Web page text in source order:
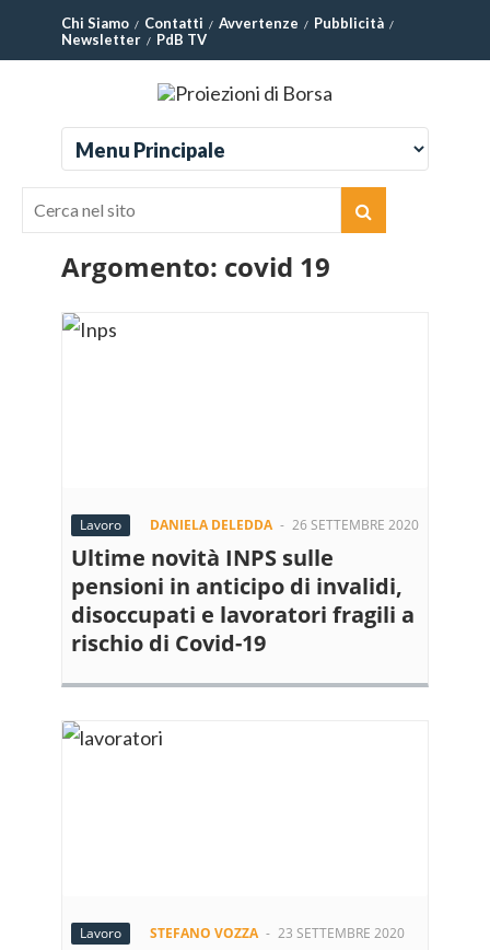
Chi Siamo Contatti Avvertenze
Pubblicità
Newsletter
PdB TV
Argomento: covid 19
Lavoro DANIELA DELEDDA - 26 SETTEMBRE 2020
Ultime novità INPS sulle
pensioni in anticipo di invalidi,
disoccupati e lavoratori fragili a
rischio di Covid-19
Lavoro STEFANO VOZZA - 23 SETTEMBRE 2020